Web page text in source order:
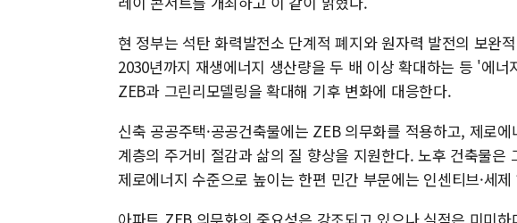
현 정부는 석탄 화력발전소 단계적 폐지와 원자력 발전의 보완
2030년까지 재생에너지 생산량을 두 배 이상 확대하는 등 '에
ZEB과 그린리모델링을 확대해 기후 변화에 대응한다.
신축 공공주택·공공건축물에는 ZEB 의무화를 적용하고, 제로
계층의 주거비 절감과 삶의 질 향상을 지원한다. 노후 건축물은
제로에너지 수준으로 높이는 한편 민간 부문에는 인센티브·세